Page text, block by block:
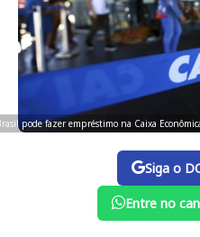
pode fazer empréstimo na Caixa
Siga o
Entre no